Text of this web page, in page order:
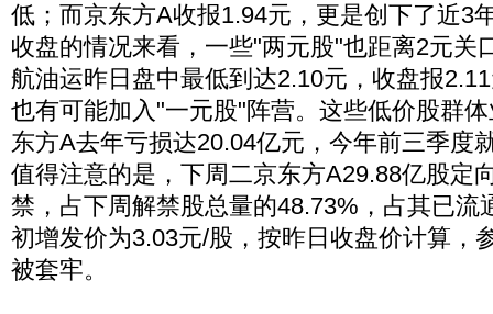
低；而京东方A收报1.94元，更是创下了近3
收盘的情况来看，一些"两元股"也距离2元关
航油运昨日盘中最低到达2.10元，收盘报
也有可能加入"一元股"阵营。这些低价股群
东方A去年亏损达20.04亿元，今年前三季度
值得注意的是，下周二京东方A29.88亿股定
禁，占下周解禁股总量的48.73%，占其已流
初增发价为3.03元/股，按昨日收盘价计算，
被套牢。